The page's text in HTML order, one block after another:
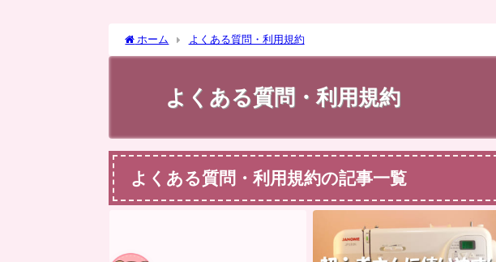
ホーム よくある質問・利用規約
よくある質問・利用規約
よくある質問・利用規約の記事一覧